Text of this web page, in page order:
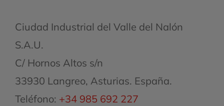
Ciudad Industrial del Valle del Nalón
S.A.U.
C/ Hornos Altos s/n
33930 Langreo, Asturias. España.
Teléfono: +34 985 692 227